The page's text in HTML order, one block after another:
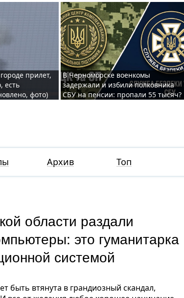
прилет,
есть
фото)
В Черноморске военкомы
задержали и избили полковника
СБУ на пенсии: пропали 55 тысяч?
Архив Топ
области раздали
это гуманитарка
системой
быть втянута в грандиозный скандал,